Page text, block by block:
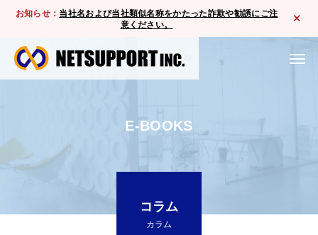
お知らせ： 当社名および当社類似名称をかたった詐欺や勧誘にご注
意ください。
E-BOOKS
コラム
カラム